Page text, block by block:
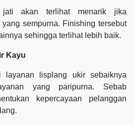
akan terlihat menarik jika
sempurna. Finishing tersebut
sehingga terlihat lebih baik.
Kayu
layanan lisplang ukir sebaiknya
yang paripurna. Sebab
kepercayaan pelanggan